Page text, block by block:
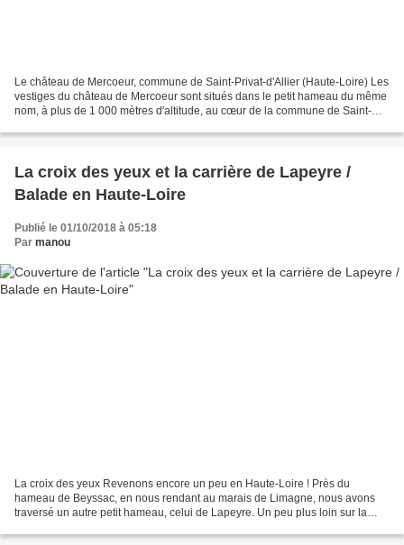
Le château de Mercoeur, commune de Saint-Privat-d'Allier (Haute-Loire) Les
vestiges du château de Mercoeur sont situés dans le petit hameau du même
nom, à plus de 1 000 mètres d'altitude, au cœur de la commune de Saint-
La croix des yeux et la carrière de Lapeyre /
Balade en Haute-Loire
Publié le 01/10/2018 à 05:18
Par manou
La croix des yeux Revenons encore un peu en Haute-Loire ! Près du
hameau de Beyssac, en nous rendant au marais de Limagne, nous avons
traversé un autre petit hameau, celui de Lapeyre. Un peu plus loin sur la